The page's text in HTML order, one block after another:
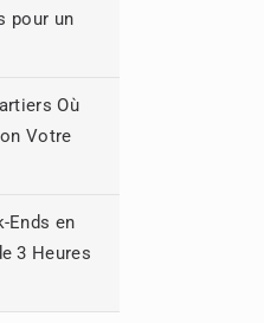
pour un
Où
Votre
Ends en
3 Heures